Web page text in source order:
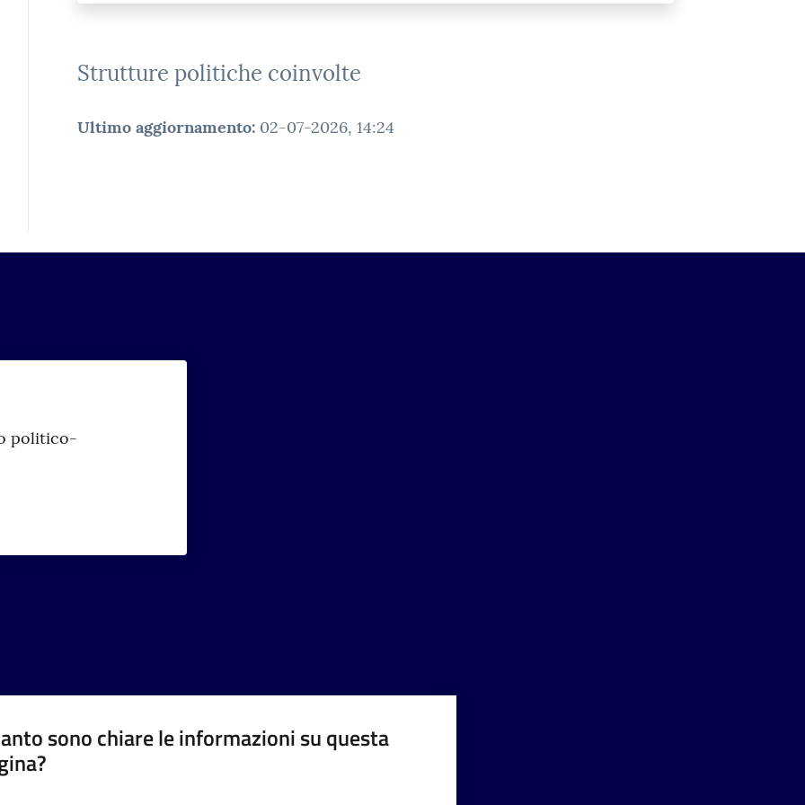
Strutture politiche coinvolte
Ultimo aggiornamento: 02-07-2026, 14:24
politico-
sono chiare le informazioni su questa